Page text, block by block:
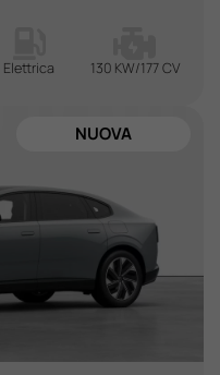
Elettrica 130 KW/177 CV
NUOVA